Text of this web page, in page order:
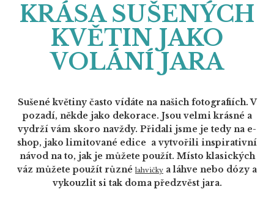
KRÁSA SUŠENÝCH
KVĚTIN JAKO
VOLÁNÍ JARA
Sušené květiny často vídáte na našich fotografiích. V
pozadí, někde jako dekorace. Jsou velmi krásné a
vydrží vám skoro navždy. Přidali jsme je tedy na e-
shop, jako limitované edice a vytvořili inspirativní
návod na to, jak je můžete použít. Místo klasických
váz můžete použít různé lahvičky a láhve nebo dózy a
vykouzlit si tak doma předzvěst jara.
Doporučujeme